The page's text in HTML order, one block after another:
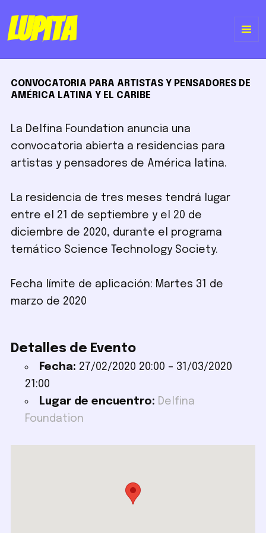
Lupita
CONVOCATORIA PARA ARTISTAS Y PENSADORES DE
AMÉRICA LATINA Y EL CARIBE
La Delfina Foundation anuncia una
convocatoria abierta a residencias para
artistas y pensadores de América latina.
La residencia de tres meses tendrá lugar
entre el 21 de septiembre y el 20 de
diciembre de 2020, durante el programa
temático Science Technology Society.
Fecha límite de aplicación: Martes 31 de
marzo de 2020
Detalles de Evento
Fecha: 27/02/2020 20:00 – 31/03/2020
21:00
Lugar de encuentro: Delfina
Foundation